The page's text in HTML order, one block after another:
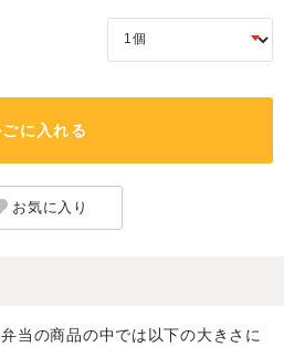
に入れる
お気に入り
当の商品の中では以下の大きさに